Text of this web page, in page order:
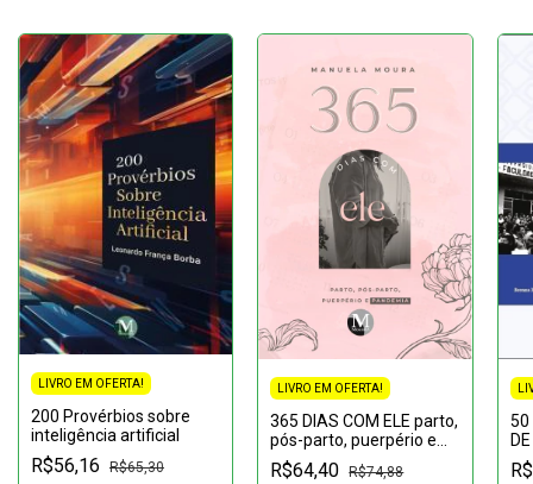
LIVRO EM OFERTA!
200 Provérbios sobre
inteligência artificial
R$56,16 R$65,30
LIVRO EM OFERTA!
365 DIAS COM ELE parto,
pós-parto, puerpério e
pandemia
R$64,40 R$74,88
50